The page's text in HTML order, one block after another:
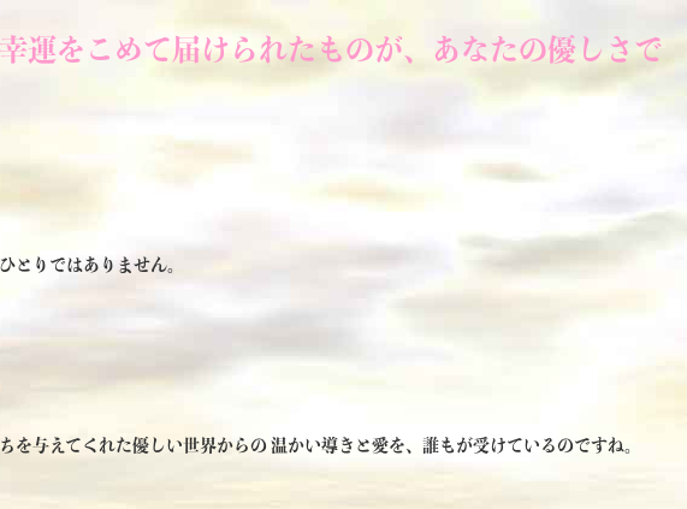
運をこめて届けられたものが、あなたの優しさで
とりではありません。
を与えてくれた優しい世界からの 温かい導きと愛を、誰もが受けているのですね。